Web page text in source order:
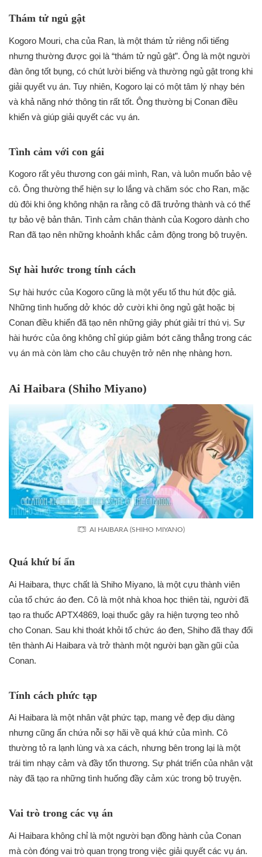
Thám tử ngủ gật
Kogoro Mouri, cha của Ran, là một thám tử riêng nổi tiếng
nhưng thường được gọi là “thám tử ngủ gật”. Ông là một người
đàn ông tốt bụng, có chút lười biếng và thường ngủ gật trong khi
giải quyết vụ án. Tuy nhiên, Kogoro lại có một tâm lý nhạy bén
và khả năng nhớ thông tin rất tốt. Ông thường bị Conan điều
khiển và giúp giải quyết các vụ án.
Tình cảm với con gái
Kogoro rất yêu thương con gái mình, Ran, và luôn muốn bảo vệ
cô. Ông thường thể hiện sự lo lắng và chăm sóc cho Ran, mặc
dù đôi khi ông không nhận ra rằng cô đã trưởng thành và có thể
tự bảo vệ bản thân. Tình cảm chân thành của Kogoro dành cho
Ran đã tạo nên những khoảnh khắc cảm động trong bộ truyện.
Sự hài hước trong tính cách
Sự hài hước của Kogoro cũng là một yếu tố thu hút độc giả.
Những tình huống dở khóc dở cười khi ông ngủ gật hoặc bị
Conan điều khiển đã tạo nên những giây phút giải trí thú vị. Sự
hài hước của ông không chỉ giúp giảm bớt căng thẳng trong các
vụ án mà còn làm cho câu chuyện trở nên nhẹ nhàng hơn.
Ai Haibara (Shiho Miyano)
AI HAIBARA (SHIHO MIYANO)
Quá khứ bí ẩn
Ai Haibara, thực chất là Shiho Miyano, là một cựu thành viên
của tổ chức áo đen. Cô là một nhà khoa học thiên tài, người đã
tạo ra thuốc APTX4869, loại thuốc gây ra hiện tượng teo nhỏ
cho Conan. Sau khi thoát khỏi tổ chức áo đen, Shiho đã thay đổi
tên thành Ai Haibara và trở thành một người bạn gần gũi của
Conan.
Tính cách phức tạp
Ai Haibara là một nhân vật phức tạp, mang vẻ đẹp dịu dàng
nhưng cũng ẩn chứa nỗi sợ hãi về quá khứ của mình. Cô
thường tỏ ra lạnh lùng và xa cách, nhưng bên trong lại là một
trái tim nhạy cảm và đầy tổn thương. Sự phát triển của nhân vật
này đã tạo ra những tình huống đầy cảm xúc trong bộ truyện.
Vai trò trong các vụ án
Ai Haibara không chỉ là một người bạn đồng hành của Conan
mà còn đóng vai trò quan trọng trong việc giải quyết các vụ án.